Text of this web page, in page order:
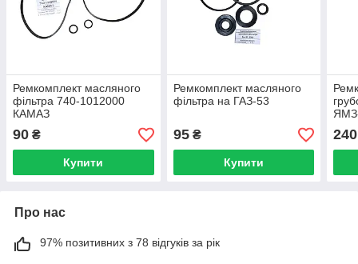
Ремкомплект масляного
фільтра 740-1012000
КАМАЗ
90 ₴
Купити
Ремкомплект масляного
фільтра на ГАЗ-53
95₴
Купити
240
Про нас
97% позитивних з 78 відгуків за рік